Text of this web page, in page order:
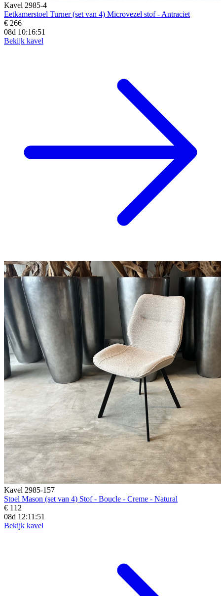
Kavel 2985-4
Eetkamerstoel Turner (set van 4) Microvezel stof - Antraciet
€ 266
08d 10:16:50
Bekijk kavel
Kavel 2985-157
Stoel Mason (set van 4) Stof - Boucle - Creme - Natural
€ 112
08d 12:11:50
Bekijk kavel